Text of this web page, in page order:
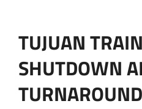
TUJUAN
SHUTDOWN
TURNAROUND